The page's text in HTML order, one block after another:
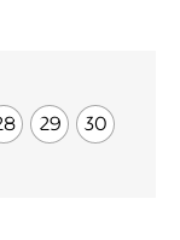
29
30